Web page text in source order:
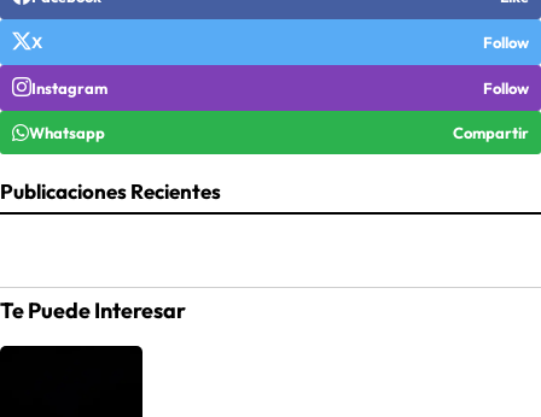
X Follow
Instagram Follow
Whatsapp Compartir
Publicaciones Recientes
Te Puede Interesar